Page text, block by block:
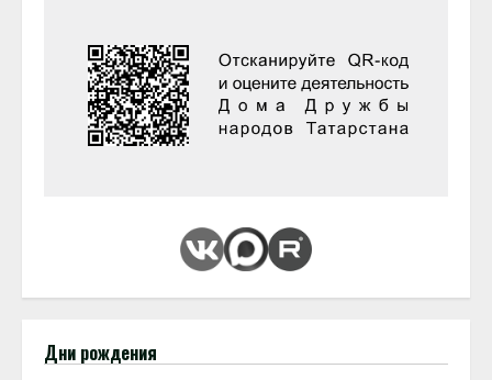
Дни рождения